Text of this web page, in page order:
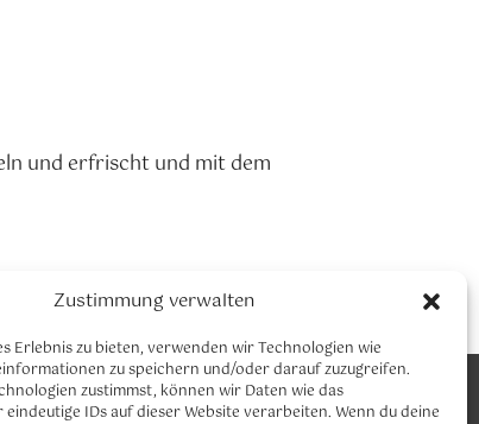
Zustimmung verwalten
Erlebnis zu bieten, verwenden wir Technologien wie
zu speichern und/oder darauf zuzugreifen.
zustimmst, können wir Daten wie das
IDs auf dieser Website verarbeiten. Wenn du deine
und erfrischt und mit dem
NEUMANN YOGA